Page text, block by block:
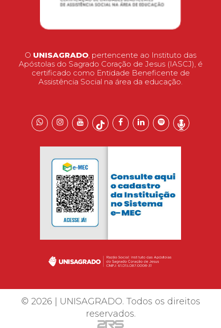
O UNISAGRADO, pertencente ao Instituto das
Apóstolas do Sagrado Coração de Jesus (IASCJ), é
certificado como Entidade Beneficente de
Assistência Social na área da educação.
© 2026 | UNISAGRADO. Todos os direitos
reservados.